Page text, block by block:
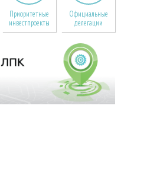
Приоритетные
инвестпроекты
Официальные
делегации